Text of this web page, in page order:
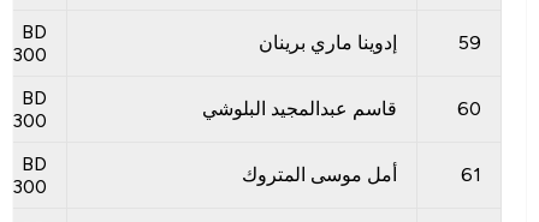
59 إدوينا ماري برينان
BD
300
60 قاسم عبدالمجيد البلوشي
BD
300
61 أمل موسى المتروك
BD
300